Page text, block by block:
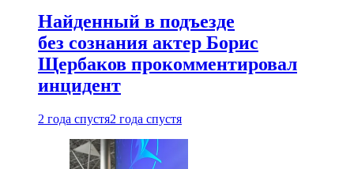
Найденный в подъезде
без сознания актер Борис
Щербаков прокомментировал
инцидент
2 года спустя2 года спустя